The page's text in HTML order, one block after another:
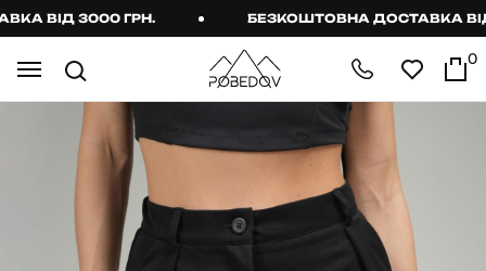
ВІД 3000 ГРН. БЕЗКОШТОВНА ДОСТАВКА ВІД
0